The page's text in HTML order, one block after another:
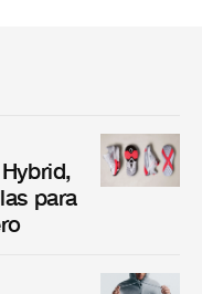
para